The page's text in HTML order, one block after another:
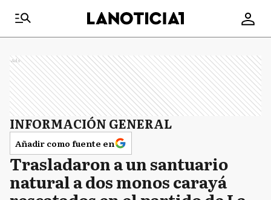
Ads
INFORMACIÓN GENERAL
Añadir como fuente en
Trasladaron a un santuario
natural a dos monos carayá